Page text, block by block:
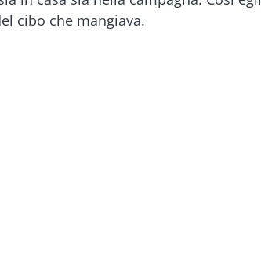
cibo che mangiava.